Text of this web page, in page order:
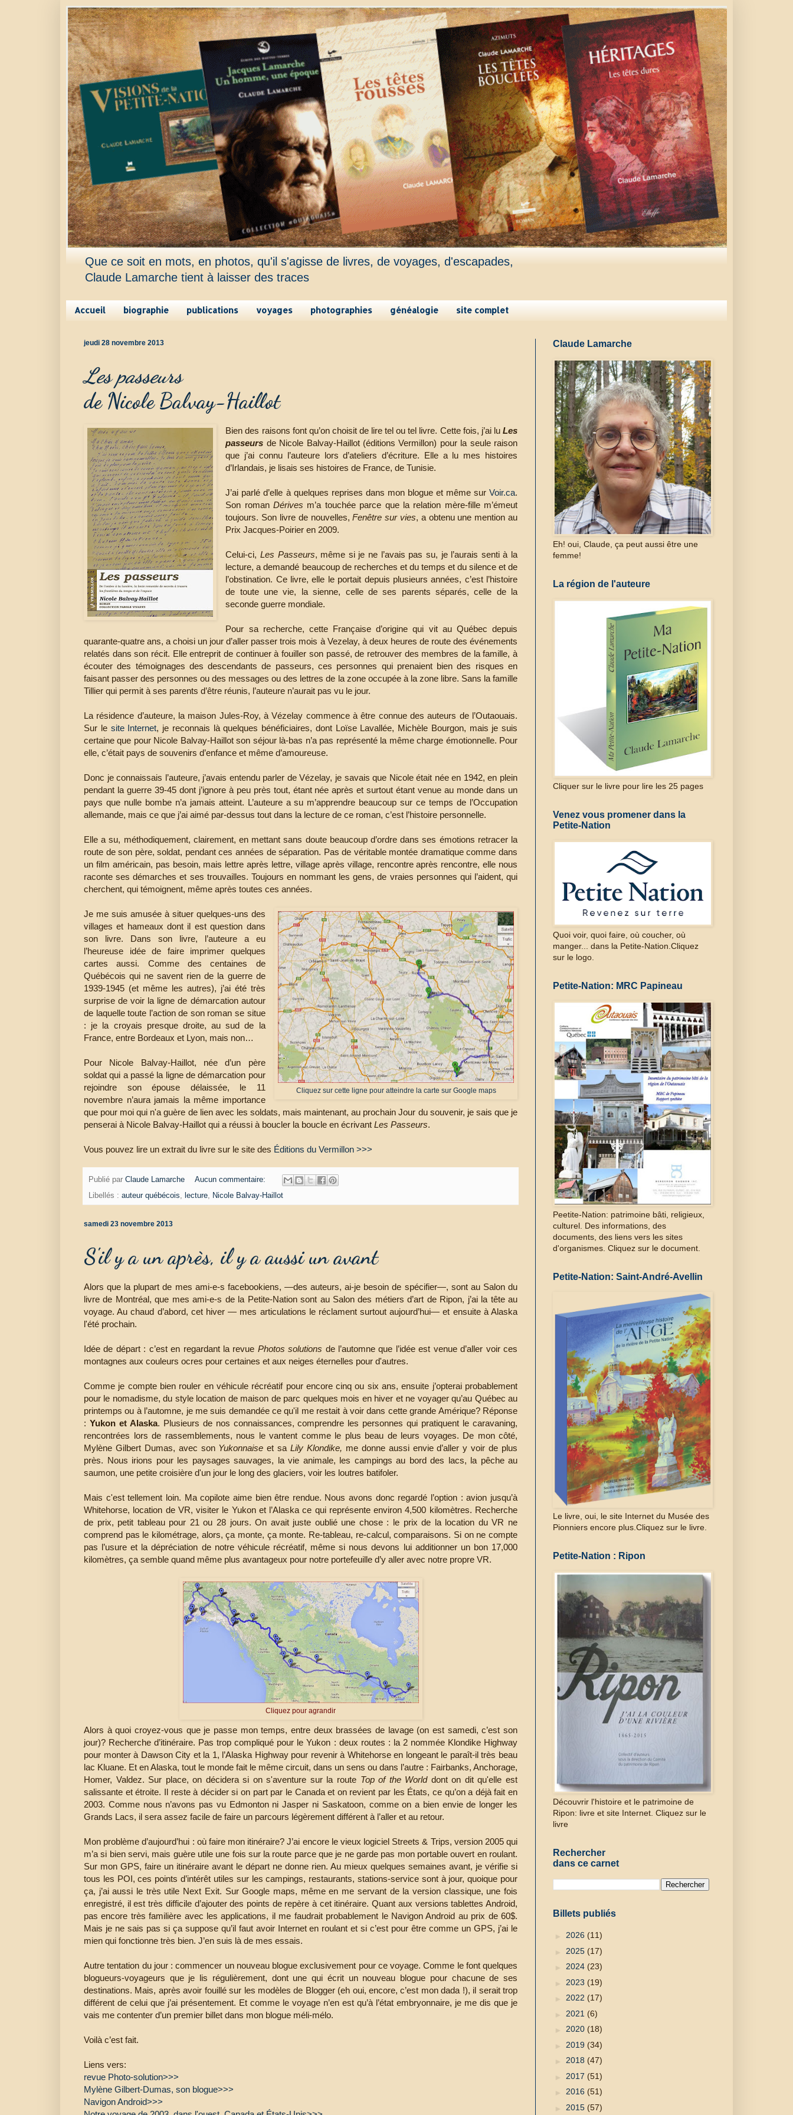
Que ce soit en mots, en photos, qu'il s'agisse de livres, de voyages, d'escapades,
Claude Lamarche tient à laisser des traces
Accueil biographie publications voyages photographies généalogie site complet
jeudi 28 novembre 2013
Les passeurs
de Nicole Balvay-Haillot
Bien des raisons font qu’on choisit de lire tel ou tel livre. Cette fois, j’ai lu Les
passeurs de Nicole Balvay-Haillot (éditions Vermillon) pour la seule raison
que j’ai connu l’auteure lors d’ateliers d’écriture. Elle a lu mes histoires
d’Irlandais, je lisais ses histoires de France, de Tunisie.
J’ai parlé d’elle à quelques reprises dans mon blogue et même sur Voir.ca.
Son romanDérives m’a touchée parce que la relation mère-fille m’émeut
toujours. Son livre de nouvelles,Fenêtre sur vies, a obtenu une mention au
Prix Jacques-Poirier en 2009.
Celui-ci,Les Passeurs, même si je ne l’avais pas su, je l’aurais senti à la
lecture, a demandé beaucoup de recherches et du temps et du silence et de
l’obstination. Ce livre, elle le portait depuis plusieurs années, c’est l’histoire
de toute une vie, la sienne, celle de ses parents séparés, celle de la
seconde guerre mondiale.
Pour sa recherche, cette Française d’origine qui vit au Québec depuis
quarante-quatre ans, a choisi un jour d’aller passer trois mois à Vezelay, à deux heures de route des événements
relatés dans son récit. Elle entreprit de continuer à fouiller son passé, de retrouver des membres de la famille, à
écouter des témoignages des descendants de passeurs, ces personnes qui prenaient bien des risques en
faisant passer des personnes ou des messages ou des lettres de la zone occupée à la zone libre. Sans la famille
Tillier qui permit à ses parents d’être réunis, l’auteure n’aurait pas vu le jour.
La résidence d’auteure, la maison Jules-Roy, à Vézelay commence à être connue des auteurs de l’Outaouais.
Sur le site Internet, je reconnais là quelques bénéficiaires, dont Loïse Lavallée, Michèle Bourgon, mais je suis
certaine que pour Nicole Balvay-Haillot son séjour là-bas n’a pas représenté la même charge émotionnelle. Pour
elle, c’était pays de souvenirs d’enfance et même d’amoureuse.
Donc je connaissais l’auteure, j’avais entendu parler de Vézelay, je savais que Nicole était née en 1942, en plein
pendant la guerre 39-45 dont j’ignore à peu près tout, étant née après et surtout étant venue au monde dans un
pays que nulle bombe n’a jamais atteint. L’auteure a su m’apprendre beaucoup sur ce temps de l’Occupation
allemande, mais ce que j’ai aimé par-dessus tout dans la lecture de ce roman, c’est l’histoire personnelle.
Elle a su, méthodiquement, clairement, en mettant sans doute beaucoup d’ordre dans ses émotions retracer la
route de son père, soldat, pendant ces années de séparation. Pas de véritable montée dramatique comme dans
un film américain, pas besoin, mais lettre après lettre, village après village, rencontre après rencontre, elle nous
raconte ses démarches et ses trouvailles. Toujours en nommant les gens, de vraies personnes qui l’aident, qui
cherchent, qui témoignent, même après toutes ces années.
Cliquez sur cette ligne pour atteindre la carte sur Google maps
Je me suis amusée à situer quelques-uns des
villages et hameaux dont il est question dans
son livre. Dans son livre, l’auteure a eu
l’heureuse idée de faire imprimer quelques
cartes aussi. Comme des centaines de
Québécois qui ne savent rien de la guerre de
1939-1945 (et même les autres), j’ai été très
surprise de voir la ligne de démarcation autour
de laquelle toute l’action de son roman se situe
: je la croyais presque droite, au sud de la
France, entre Bordeaux et Lyon, mais non…
Pour Nicole Balvay-Haillot, née d’un père
soldat qui a passé la ligne de démarcation pour
rejoindre son épouse délaissée, le 11
novembre n’aura jamais la même importance
que pour moi qui n'a guère de lien avec les soldats, mais maintenant, au prochain Jour du souvenir, je sais que je
penserai à Nicole Balvay-Haillot qui a réussi à boucler la boucle en écrivant Les Passeurs.
Vous pouvez lire un extrait du livre sur le site des Éditions du Vermillon >>>
Publié par Claude Lamarche
Aucun commentaire:
Libellés : auteur québécois lecture Nicole Balvay-Haillot
samedi 23 novembre 2013
S'il y a un après, il y a aussi un avant
Alors que la plupart de mes ami-e-s facebookiens, —des auteurs, ai-je besoin de spécifier—, sont au Salon du
livre de Montréal, que mes ami-e-s de la Petite-Nation sont au Salon des métiers d’art de Ripon, j’ai la tête au
voyage. Au chaud d’abord, cet hiver — mes articulations le réclament surtout aujourd’hui— et ensuite à Alaska
l'été prochain.
Idée de départ : c’est en regardant la revue Photos solutions de l’automne que l’idée est venue d’aller voir ces
montagnes aux couleurs ocres pour certaines et aux neiges éternelles pour d'autres.
Comme je compte bien rouler en véhicule récréatif pour encore cinq ou six ans, ensuite j’opterai probablement
pour le nomadisme, du style location de maison de parc quelques mois en hiver et ne voyager qu’au Québec au
printemps ou à l’automne, je me suis demandée ce qu'il me restait à voir dans cette grande Amérique? Réponse
: Yukon et Alaska. Plusieurs de nos connaissances, comprendre les personnes qui pratiquent le caravaning,
rencontrées lors de rassemblements, nous le vantent comme le plus beau de leurs voyages. De mon côté,
Mylène Gilbert Dumas, avec son Yukonnaise et saLily Klondike, me donne aussi envie d’aller y voir de plus
près. Nous irions pour les paysages sauvages, la vie animale, les campings au bord des lacs, la pêche au
saumon, une petite croisière d'un jour le long des glaciers, voir les loutres batifoler.
Mais c'est tellement loin. Ma copilote aime bien être rendue. Nous avons donc regardé l’option : avion jusqu’à
Whitehorse, location de VR, visiter le Yukon et l’Alaska ce qui représente environ 4,500 kilomètres. Recherche
de prix, petit tableau pour 21 ou 28 jours. On avait juste oublié une chose : le prix de la location du VR ne
comprend pas le kilométrage, alors, ça monte, ça monte. Re-tableau, re-calcul, comparaisons. Si on ne compte
pas l’usure et la dépréciation de notre véhicule récréatif, même si nous devons lui additionner un bon 17,000
kilomètres, ça semble quand même plus avantageux pour notre portefeuille d’y aller avec notre propre VR.
Cliquez pour agrandir
Alors à quoi croyez-vous que je passe mon temps, entre deux brassées de lavage (on est samedi, c’est son
jour)? Recherche d’itinéraire. Pas trop compliqué pour le Yukon : deux routes : la 2 nommée Klondike Highway
pour monter à Dawson City et la 1, l’Alaska Highway pour revenir à Whitehorse en longeant le paraît-il très beau
lac Kluane. Et en Alaska, tout le monde fait le même circuit, dans un sens ou dans l’autre : Fairbanks, Anchorage,
Homer, Valdez. Sur place, on décidera si on s'aventure sur la route Top of the Worlddont on dit qu'elle est
salissante et étroite. Il reste à décider si on part par le Canada et on revient par les États, ce qu’on a déjà fait en
2003. Comme nous n’avons pas vu Edmonton ni Jasper ni Saskatoon, comme on a bien envie de longer les
Grands Lacs, il sera assez facile de faire un parcours légèrement différent à l’aller et au retour.
Mon problème d’aujourd’hui : où faire mon itinéraire? J’ai encore le vieux logiciel Streets & Trips, version 2005 qui
m’a si bien servi, mais guère utile une fois sur la route parce que je ne garde pas mon portable ouvert en roulant.
Sur mon GPS, faire un itinéraire avant le départ ne donne rien. Au mieux quelques semaines avant, je vérifie si
tous les POI, ces points d’intérêt utiles sur les campings, restaurants, stations-service sont à jour, quoique pour
ça, j’ai aussi le très utile Next Exit. Sur Google maps, même en me servant de la version classique, une fois
enregistré, il est très difficile d’ajouter des points de repère à cet itinéraire. Quant aux versions tablettes Android,
pas encore très familière avec les applications, il me faudrait probablement le Navigon Android au prix de 60$.
Mais je ne sais pas si ça suppose qu’il faut avoir Internet en roulant et si c’est pour être comme un GPS, j’ai le
mien qui fonctionne très bien. J’en suis là de mes essais.
Autre tentation du jour : commencer un nouveau blogue exclusivement pour ce voyage. Comme le font quelques
blogueurs-voyageurs que je lis régulièrement, dont une qui écrit un nouveau blogue pour chacune de ses
destinations. Mais, après avoir fouillé sur les modèles de Blogger (eh oui, encore, c’est mon dada !), il serait trop
différent de celui que j’ai présentement. Et comme le voyage n’en est qu’à l’état embryonnaire, je me dis que je
vais me contenter d’un premier billet dans mon blogue méli-mélo.
Voilà c’est fait.
Liens vers:
revue Photo-solution>>>
Mylène Gilbert-Dumas, son blogue>>>
Navigon Android>>>
Claude Lamarche
Eh! oui, Claude, ça peut aussi être une
femme!
La région de l'auteure
Cliquer sur le livre pour lire les 25 pages
Venez vous promener dans la
Petite-Nation
Quoi voir, quoi faire, où coucher, où
manger... dans la Petite-Nation.Cliquez
sur le logo.
Petite-Nation: MRC Papineau
Peetite-Nation: patrimoine bâti, religieux,
culturel. Des informations, des
documents, des liens vers les sites
d'organismes. Cliquez sur le document.
Petite-Nation: Saint-André-Avellin
Le livre, oui, le site Internet du Musée des
Pionniers encore plus.Cliquez sur le livre.
Petite-Nation : Ripon
Découvrir l'histoire et le patrimoine de
Ripon: livre et site Internet. Cliquez sur le
livre
Rechercher
dans ce carnet
Billets publiés
► 2026 (11)
► 2025 (17)
► 2024 (23)
► 2023 (19)
► 2022 (17)
► 2021 (6)
► 2020 (18)
► 2019 (34)
► 2018 (47)
► 2017 (51)
► 2016 (51)
► 2015 (57)